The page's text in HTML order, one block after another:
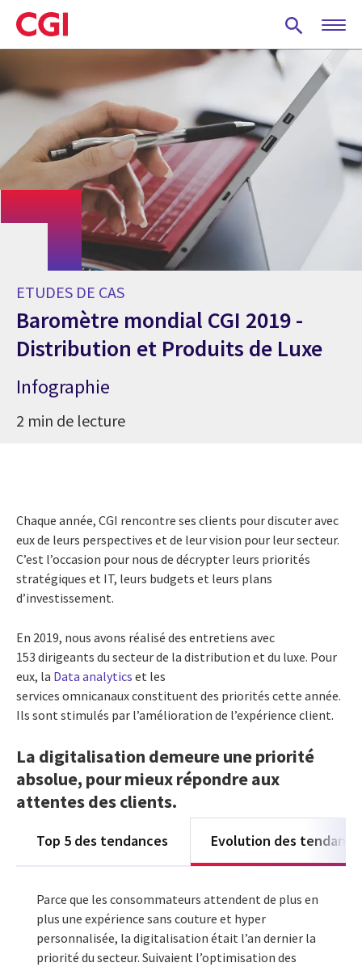
Skip
to
main
ETUDES DE CAS
Baromètre mondial CGI 2019 -
Distribution et Produits de Luxe
Infographie
2 min de lecture
Chaque année, CGI rencontre ses clients pour discuter avec
eux de leurs perspectives et de leur vision pour leur secteur.
C’est l’occasion pour nous de décrypter leurs priorités
stratégiques et IT, leurs budgets et leurs plans
d’investissement.
En 2019, nous avons réalisé des entretiens avec
153 dirigeants du secteur de la distribution et du luxe. Pour
eux, la Data analytics et les
services omnicanauxconstituent des priorités cette année.
Ils sont stimulés par l’amélioration de l’expérience client.
La digitalisation demeure une priorité
absolue, pour mieux répondre aux
attentes des clients.
Top 5 des tendances Evolution des
Parce que les consommateurs attendent de plus en
plus une expérience sans couture et hyper
personnalisée, la digitalisation était l’an dernier la
priorité du secteur. Suivaient l’optimisation des